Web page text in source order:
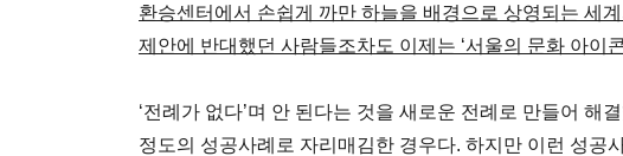
환승센터에서 손쉽게 까만 하늘을 배경으로 상영되는 세
제안에 반대했던 사람들조차도 이제는 ‘서울의 문화 아이
‘전례가 없다’며 안 된다는 것을 새로운 전례로 만들어 해
정도의 성공사례로 자리매김한 경우다. 하지만 이런 성공